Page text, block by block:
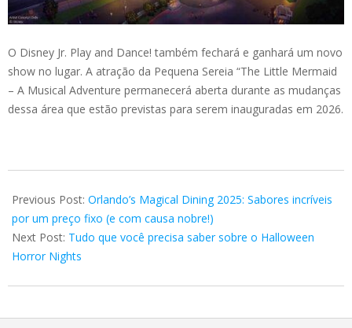
O Disney Jr. Play and Dance! também fechará e ganhará um novo
show no lugar. A atração da Pequena Sereia “The Little Mermaid
– A Musical Adventure permanecerá aberta durante as mudanças
dessa área que estão previstas para serem inauguradas em 2026.
07-
23
Previous Post: Orlando’s Magical Dining 2025: Sabores incríveis
por um preço fixo (e com causa nobre!)
Next Post: Tudo que você precisa saber sobre o Halloween
Horror Nights